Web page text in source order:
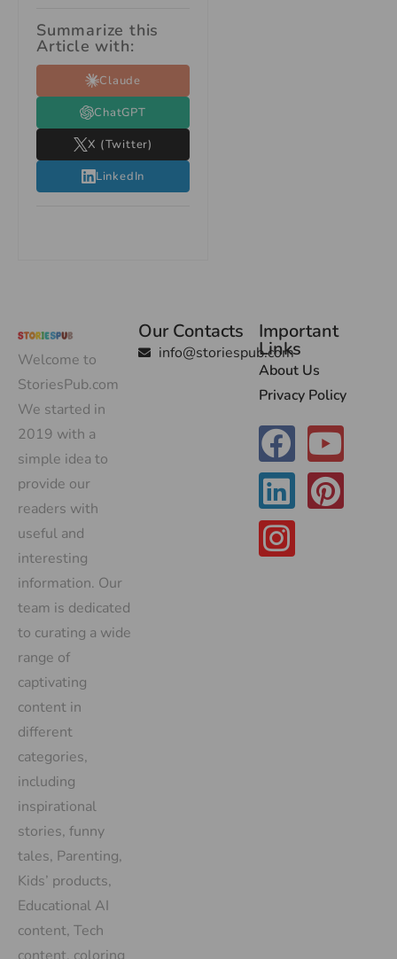
Summarize this
Article with:
Claude
ChatGPT
X (Twitter)
LinkedIn
Welcome to
StoriesPub.com
We started in
2019 with a
simple idea to
provide our
readers with
useful and
interesting
information. Our
team is dedicated
to curating a wide
range of
captivating
content in
different
categories,
including
inspirational
stories, funny
tales, Parenting,
Kids’ products,
Educational AI
content, Tech
Our Contacts
info@storiespub.com
Important
Links
About Us
Privacy Policy